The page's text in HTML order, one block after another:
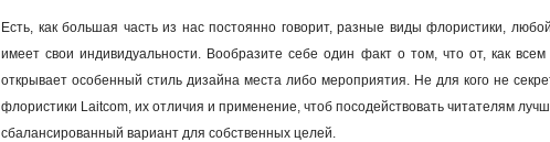
Есть, как большая часть из нас постоянно говорит, разные виды флористики,
имеет свои индивидуальности. Вообразите себе один факт о том, что от, как
открывает особенный стиль дизайна места либо мероприятия. Не для кого не
флористики Laitcom, их отличия и применение, чтоб посодействовать читателям
сбалансированный вариант для собственных целей.